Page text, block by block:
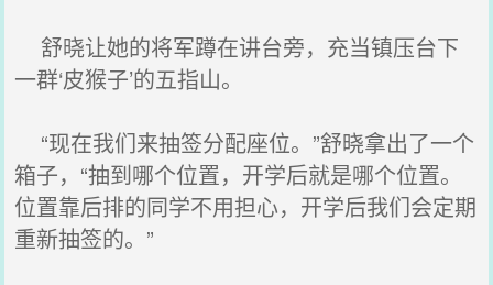
舒晓让她的将军蹲在讲台旁，充当镇压台下
一群‘皮猴子’的五指山。
“现在我们来抽签分配座位。”舒晓拿出了一个
箱子，“抽到哪个位置，开学后就是哪个位置。
位置靠后排的同学不用担心，开学后我们会定期
重新抽签的。”